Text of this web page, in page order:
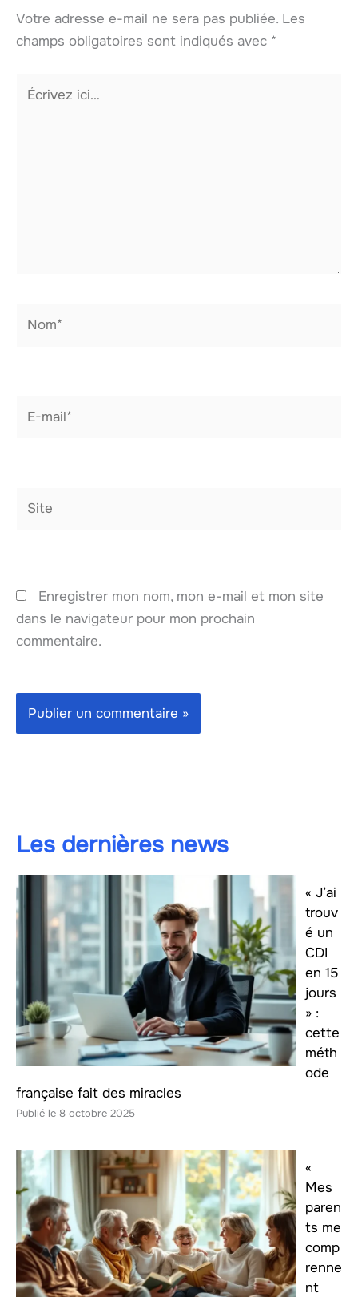
Votre adresse e-mail ne sera pas publiée. Les
champs obligatoires sont indiqués avec *
Écrivez
Enregistrer mon nom, mon e-mail et mon site
dans le navigateur pour mon prochain
commentaire.
Les dernières news
« J’ai
trouv
é un
CDI
en 15
jours
» :
cette
méth
ode
française fait des miracles
8 octobre 2025
«
Mes
paren
ts me
comp
renne
nt